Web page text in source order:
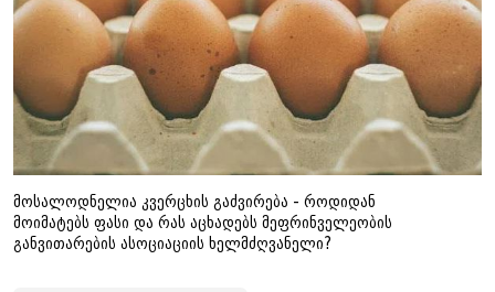
მოსალოდნელია კვერცხის გაძვირება - როდიდან
მოიმატებს ფასი და რას აცხადებს მეფრინველეობის
განვითარების ასოციაციის ხელმძღვანელი?